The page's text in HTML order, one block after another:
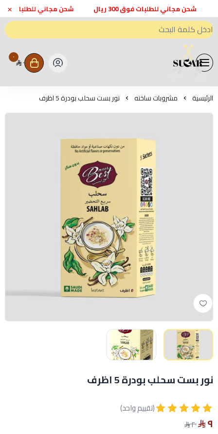
شحن مجاني للطلبات فوق 300 شحن مجاني للطلبات فوق 300 ريال ×
متجر اعواد سكر - Sweeten Sugar
٠ ٠
الرئيسية مشروبات ساخنه نور بست سحلب بودرة 5 اظرف
نور بست سحلب بودرة 5 اظرف
(تقييم واحد)
٩
٢٠